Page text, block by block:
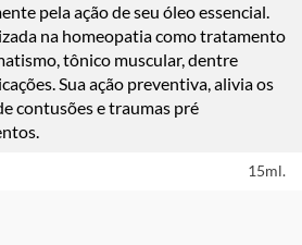
pela ação de seu óleo essencial.
na homeopatia como tratamento
tônico muscular, dentre
Sua ação preventiva, alivia os
contusões e traumas pré
15ml.